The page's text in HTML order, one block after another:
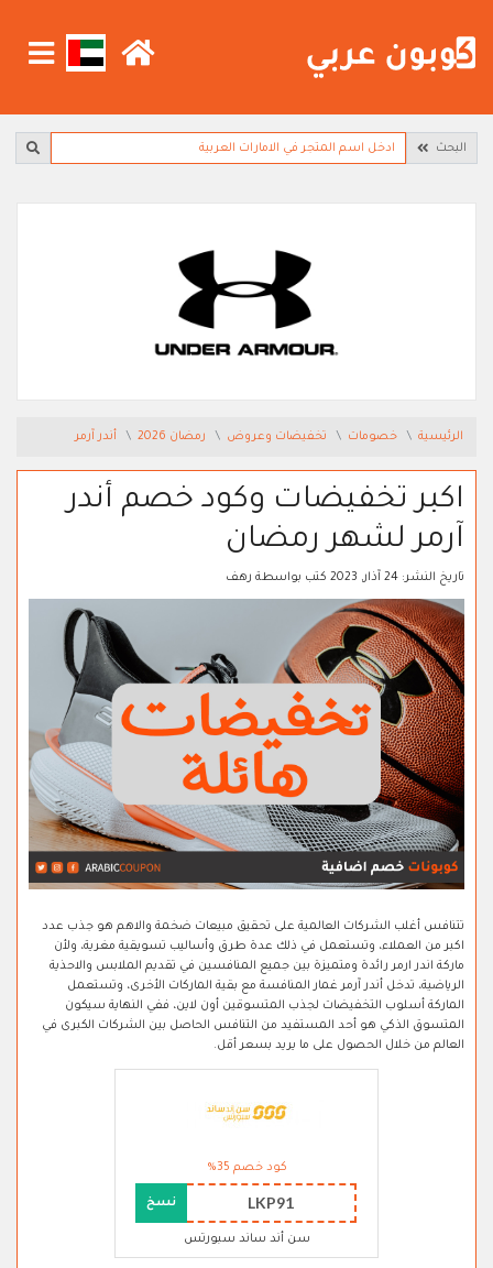
البحث
الرئيسية خصومات تخفيضات وعروض رمضان 2026 أندر آرمر
اكبر تخفيضات وكود خصم أندر
آرمر لشهر رمضان
تاريخ النشر: 24 آذار, 2023 كتب بواسطة رهف
تتنافس أغلب الشركات العالمية على تحقيق مبيعات ضخمة والاهم هو جذب عدد
اكبر من العملاء، وتستعمل في ذلك عدة طرق وأساليب تسويقية مغرية، ولأن
ماركة اندر ارمر رائدة ومتميزة بين جميع المنافسين في تقديم الملابس والاحذية
الرياضية، تدخل أندر آرمر غمار المنافسة مع بقية الماركات الأخرى، وتستعمل
الماركة أسلوب التخفيضات لجذب المتسوقين أون لاين، ففي النهاية سيكون
المتسوق الذكي هو أحد المستفيد من التنافس الحاصل بين الشركات الكبرى في
العالم من خلال الحصول على ما يريد بسعر أقل.
كود خصم 35%
LKP91 نسخ
سن أند ساند سبورتس